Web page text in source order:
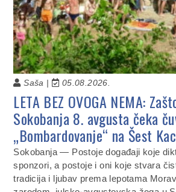
Saša | 05.08.2026.
LETA BEZ OVOGA NEMA:
Sokobanja 8. avgusta čeka
„Bombardovanje“ na Šest
Sokobanja — Postoje događaji koje
sponzori, a postoje i oni koje stvara
tradicija i ljubav prema lepotama